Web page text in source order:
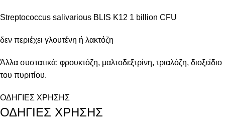
Streptococcus salivarious BLIS K12 1 billion CFU
δεν περιέχει γλουτένη ή λακτόζη
Άλλα συστατικά: φρουκτόζη, μαλτοδεξτρίνη, τριαλόζη, διοξείδιο
του πυριτίου.
ΟΔΗΓΙΕΣ ΧΡΗΣΗΣ
ΟΔΗΓΙΕΣ ΧΡΗΣΗΣ